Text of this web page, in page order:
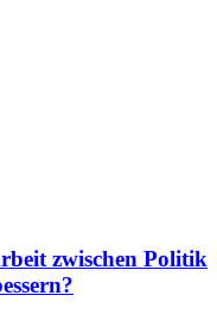
zwischen Politik